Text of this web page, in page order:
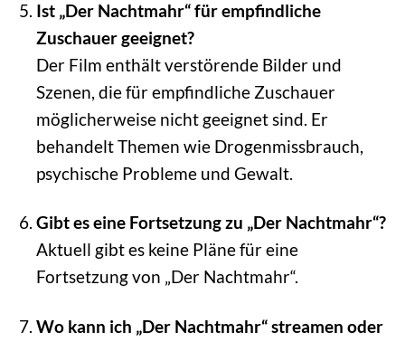
Ist „Der Nachtmahr“ für empfindliche
Zuschauer geeignet?
Der Film enthält verstörende Bilder und
Szenen, die für empfindliche Zuschauer
möglicherweise nicht geeignet sind. Er
behandelt Themen wie Drogenmissbrauch,
psychische Probleme und Gewalt.
Gibt es eine Fortsetzung zu „Der Nachtmahr“?
Aktuell gibt es keine Pläne für eine
Fortsetzung von „Der Nachtmahr“.
Wo kann ich „Der Nachtmahr“ streamen oder